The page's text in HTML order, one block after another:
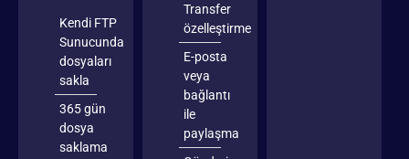
Kendi FTP
Sunucunda
dosyaları
sakla
365 gün
dosya
saklama
Transfer
özelleştirme
E-posta
veya
bağlantı
ile
paylaşma